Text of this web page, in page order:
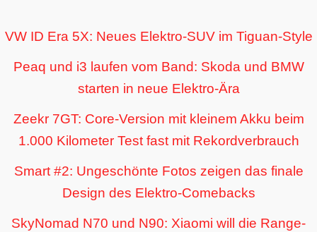
VW ID Era 5X: Neues Elektro-SUV im Tiguan-Style
Peaq und i3 laufen vom Band: Skoda und BMW
starten in neue Elektro-Ära
Zeekr 7GT: Core-Version mit kleinem Akku beim
1.000 Kilometer Test fast mit Rekordverbrauch
Smart #2: Ungeschönte Fotos zeigen das finale
Design des Elektro-Comebacks
SkyNomad N70 und N90: Xiaomi will die Range-